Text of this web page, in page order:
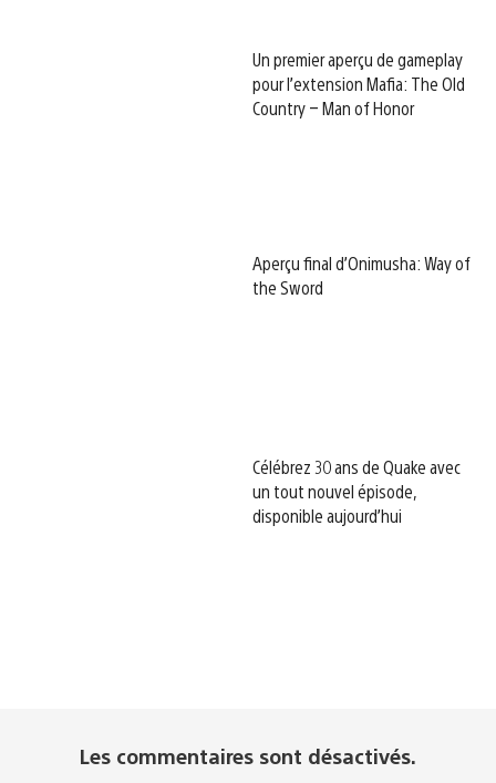
Un premier aperçu de gameplay
pour l’extension Mafia: The Old
Country – Man of Honor
Aperçu final d’Onimusha: Way of
the Sword
Célébrez 30 ans de Quake avec
un tout nouvel épisode,
disponible aujourd’hui
Les commentaires sont désactivés.